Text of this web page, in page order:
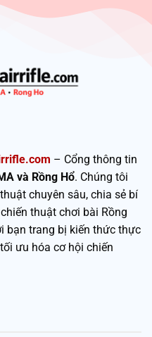
– Cổng thông tin
và Rồng Hổ. Chúng tôi
chuyên sâu, chia sẻ bí
thuật chơi bài Rồng
bạn trang bị kiến thức thực
ưu hóa cơ hội chiến